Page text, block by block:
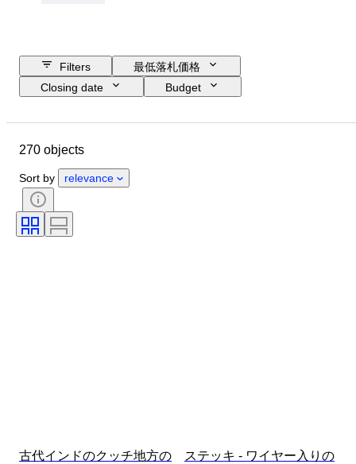
Filters
最低落札価格
Closing date
Budget
素材
時代
石
主題
スタイル
署名
オリジナル/レプリカ
270 objects
Sort by relevance
古代インドのクッチ地方の
ステッキ - ワイヤー入りの